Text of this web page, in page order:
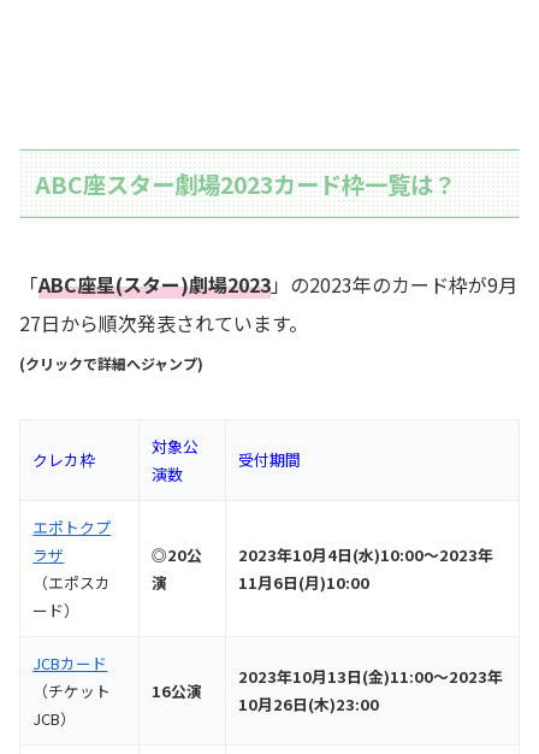
ABC座スター劇場2023カード枠一覧は？
「ABC座星(スター)劇場2023」の2023年のカード枠が9月
27日から順次発表されています。
(クリックで詳細へジャンプ)
クレカ枠
対象公
演数
受付期間
エポトクプ
ラザ
（エポスカ
ード）
◎20公
演
2023年10月4日(水)10:00～2023年
11月6日(月)10:00
JCBカード
（チケット
JCB）
16公演
2023年10月13日(金)11:00～2023年
10月26日(木)23:00